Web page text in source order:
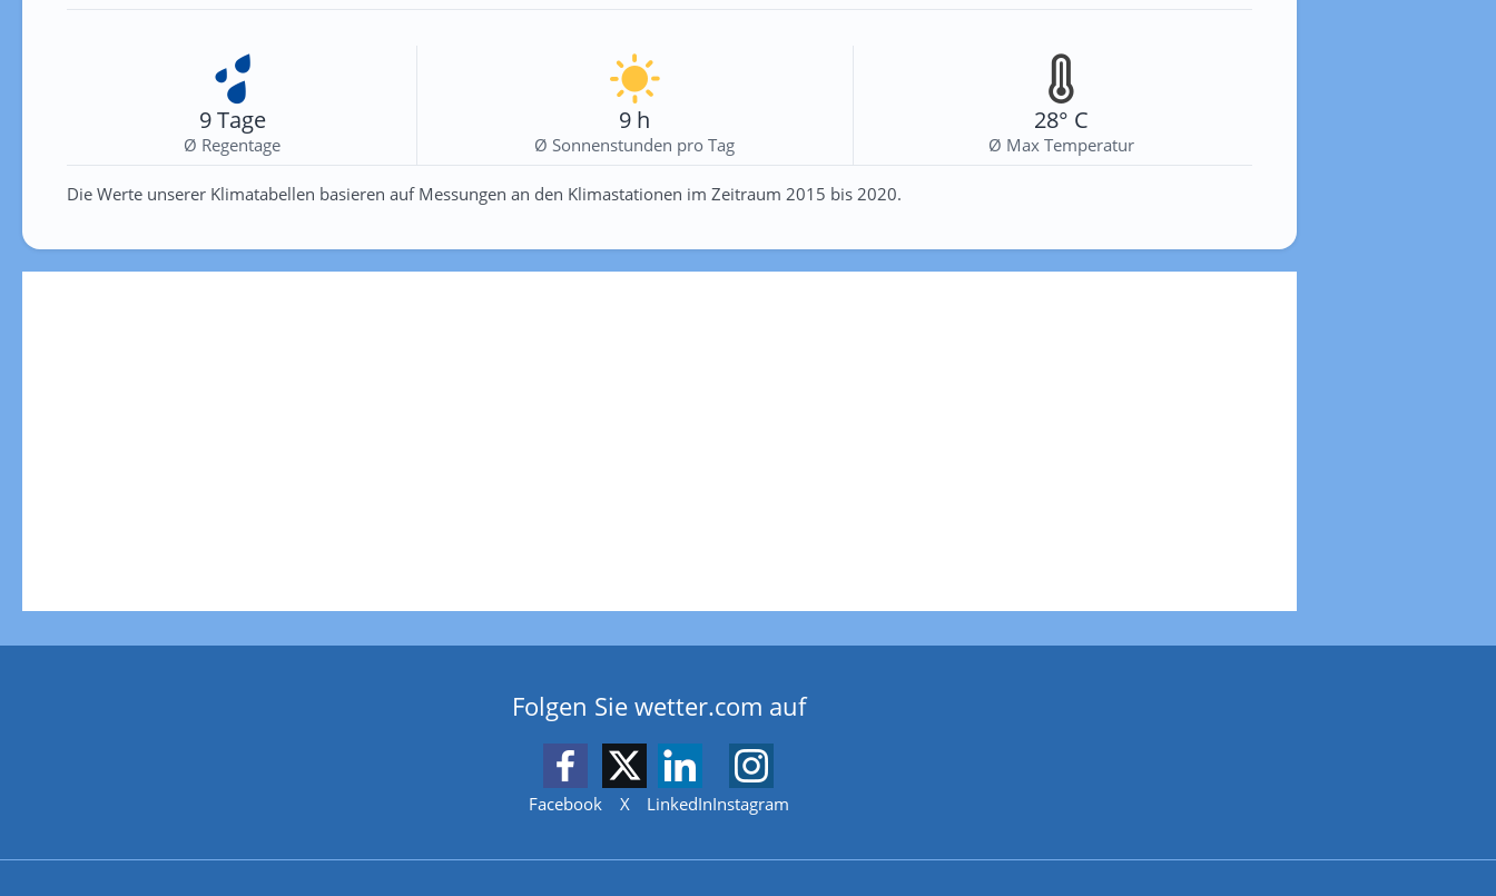
9 Tage
Ø Regentage
9 h
Ø Sonnenstunden pro Tag
28° C
Ø Max Temperatur
Die Werte unserer Klimatabellen basieren auf Messungen an den Klimastationen im Zeitraum 2015 bis 2020.
Folgen Sie wetter.com auf
Facebook X LinkedInInstagram